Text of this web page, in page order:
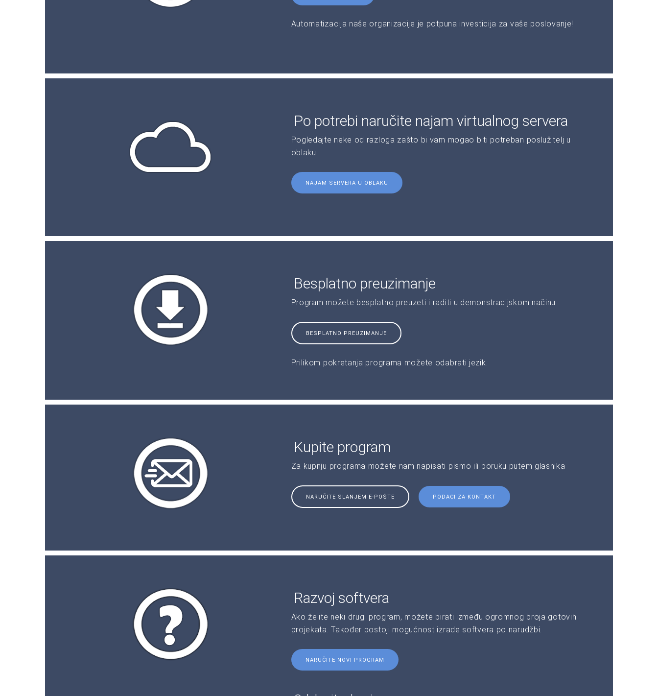
Automatizacija naše organizacije je potpuna investicija za vaše poslovanje!
Po potrebi naručite najam virtualnog servera
Pogledajte neke od razloga zašto bi vam mogao biti potreban poslužitelj u
oblaku.
NAJAM SERVERA U OBLAKU
Besplatno preuzimanje
Program možete besplatno preuzeti i raditi u demonstracijskom načinu
BESPLATNO PREUZIMANJE
Prilikom pokretanja programa možete odabrati jezik.
Kupite program
Za kupnju programa možete nam napisati pismo ili poruku putem glasnika
NARUČITE SLANJEM E-POŠTE PODACI ZA KONTAKT
Razvoj softvera
Ako želite neki drugi program, možete birati između ogromnog broja gotovih
projekata. Također postoji mogućnost izrade softvera po narudžbi.
NARUČITE NOVI PROGRAM